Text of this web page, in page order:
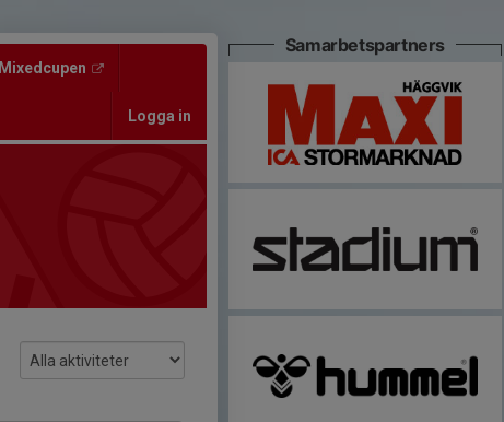
Mixedcupen
Logga in
Samarbetspartners